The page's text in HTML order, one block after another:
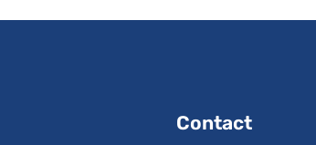
Contact